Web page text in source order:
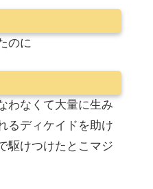
のに
わなくて大量に生み
るディケイドを助け
駆けつけたとこマジ